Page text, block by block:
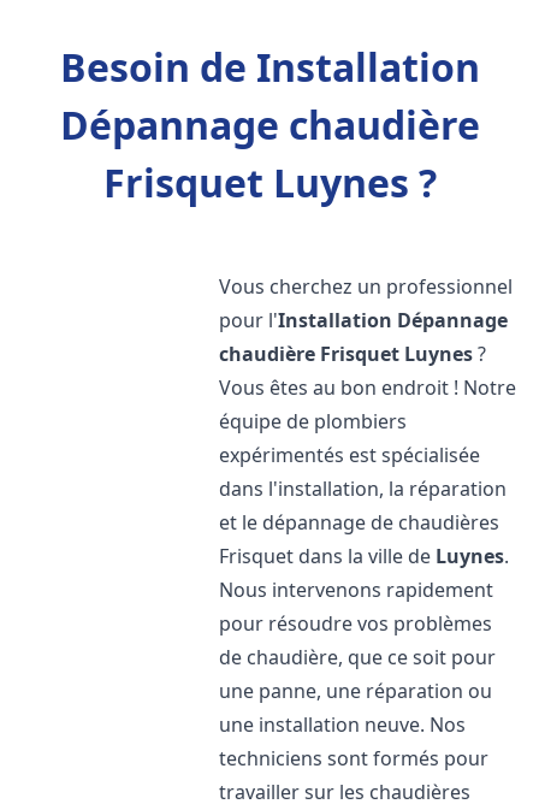
Besoin de Installation
Dépannage chaudière
Frisquet Luynes ?
Vous cherchez un professionnel
pour l'Installation Dépannage
chaudière Frisquet Luynes?
Vous êtes au bon endroit ! Notre
équipe de plombiers
expérimentés est spécialisée
dans l'installation, la réparation
et le dépannage de chaudières
Frisquet dans la ville de Luynes.
Nous intervenons rapidement
pour résoudre vos problèmes
de chaudière, que ce soit pour
une panne, une réparation ou
une installation neuve. Nos
techniciens sont formés pour
travailler sur les chaudières